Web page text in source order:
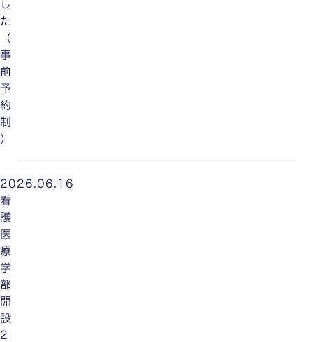
し
た
（
事
前
予
約
制
）
2026.06.16
看
護
医
療
学
部
開
設
2